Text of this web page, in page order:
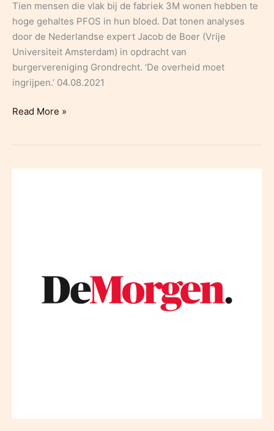
Tien mensen die vlak bij de fabriek 3M wonen hebben te
hoge gehaltes PFOS in hun bloed. Dat tonen analyses
door de Nederlandse expert Jacob de Boer (Vrije
Universiteit Amsterdam) in opdracht van
burgervereniging Grondrecht. ‘De overheid moet
ingrijpen.’ 04.08.2021
DM:
de
Read More »